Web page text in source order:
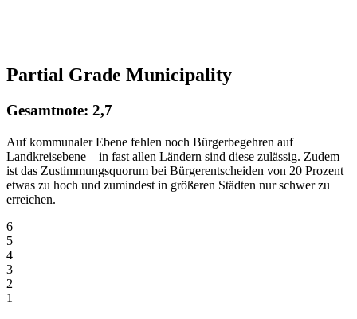
Partial Grade Municipality
Gesamtnote: 2,7
Auf kommunaler Ebene fehlen noch Bürgerbegehren auf
Landkreisebene – in fast allen Ländern sind diese zulässig. Zudem
ist das Zustimmungsquorum bei Bürgerentscheiden von 20 Prozent
etwas zu hoch und zumindest in größeren Städten nur schwer zu
erreichen.
6
5
4
3
2
1